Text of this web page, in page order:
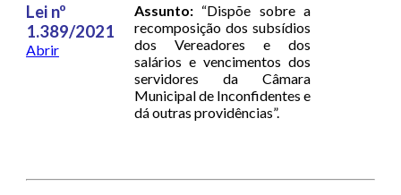
Lei nº
1.389/2021
Abrir
Assunto: “Dispõe sobre a
recomposição dos subsídios
dos Vereadores e dos
salários e vencimentos dos
servidores da Câmara
Municipal de Inconfidentes e
dá outras providências”.